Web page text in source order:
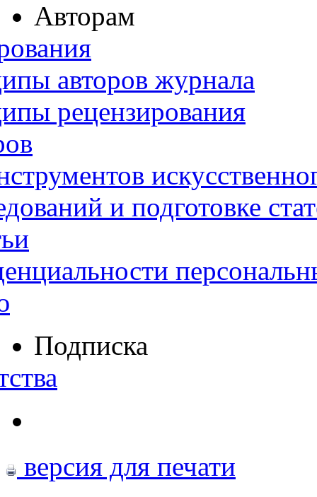
Авторам
авторов журнала
рецензирования
и подготовке
Подписка
версия для печати